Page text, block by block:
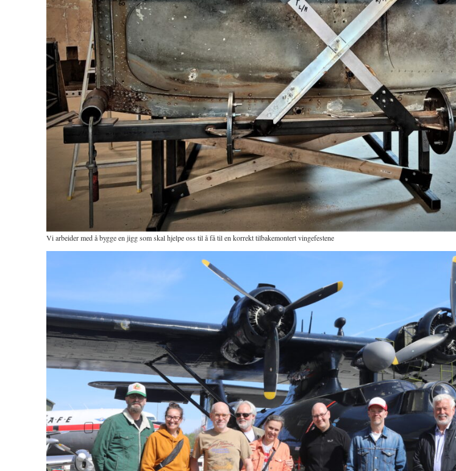
Vi arbeider med å bygge en jigg som skal hjelpe oss til å få til en korrekt tilbakemontert vingefestene